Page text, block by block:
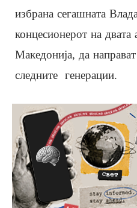
избрана сегашната
концесионерот на
Македонија, да
следните генерации.